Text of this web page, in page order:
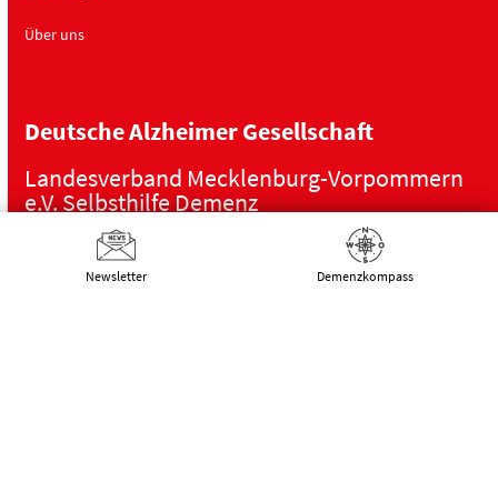
Über uns
Deutsche Alzheimer Gesellschaft
Landesverband Mecklenburg-Vorpommern
e.V. Selbsthilfe Demenz
Schwaaner Landstraße 10
18055 Rostock
Newsletter Demenz­kompass